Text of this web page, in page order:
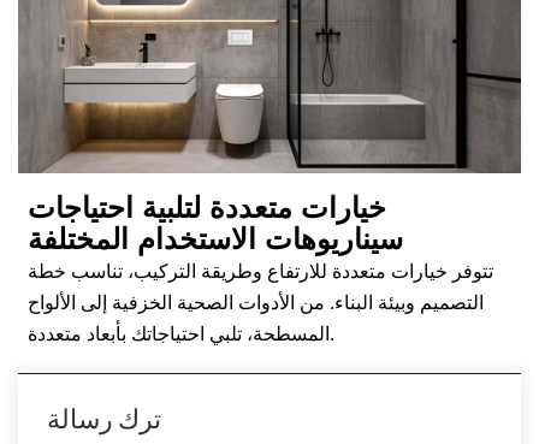
خيارات متعددة لتلبية احتياجات
سيناريوهات الاستخدام المختلفة
تتوفر خيارات متعددة للارتفاع وطريقة التركيب، تناسب خطة
التصميم وبيئة البناء. من الأدوات الصحية الخزفية إلى الألواح
المسطحة، تلبي احتياجاتك بأبعاد متعددة.
ترك رسالة